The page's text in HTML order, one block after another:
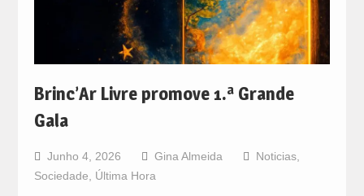
Brinc’Ar Livre promove 1.ª Grande
Gala
Junho 4, 2026 Gina Almeida Noticias,
Sociedade
Última Hora